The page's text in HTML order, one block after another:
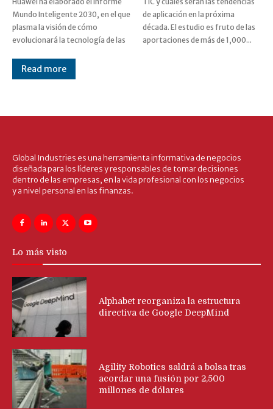
Mundo Inteligente 2030, en el que
plasma la visión de cómo
evolucionará la tecnología de las
de aplicación en la próxima
década. El estudio es fruto de las
aportaciones de más de 1,000...
Read more
Global Industries es una herramienta informativa de negocios
diseñada para los líderes y responsables de tomar decisiones
dentro de las empresas, en la vida profesional con los negocios
y a nivel personal en las finanzas.
Lo más visto
Alphabet reorganiza la estructura
directiva de Google DeepMind
Agility Robotics saldrá a bolsa tras
acordar una fusión por 2,500
millones de dólares